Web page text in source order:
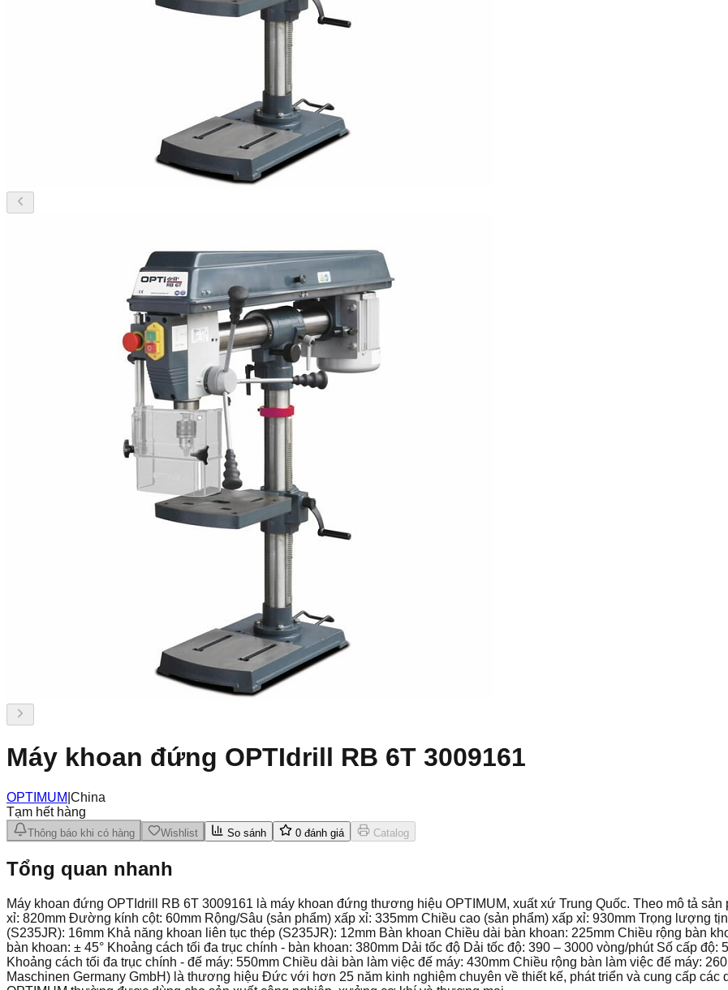
Máy khoan đứng OPTIdrill RB 6T 3009161
OPTIMUM China
Tạm hết hàng
Thông báo khi có hàng Wishlist So sánh 0 đánh giá Catalog
Tổng quan nhanh
Máy khoan đứng OPTIdrill RB 6T 3009161 là máy khoan đứng thương hiệu OPTIMUM, xuất xứ Trung Quốc. Theo mô tả
xỉ: 820mm Đường kính cột: 60mm Rộng/Sâu (sản phẩm) xấp xỉ: 335mm Chiều cao (sản phẩm) xấp xỉ: 930mm Trọng lượng
(S235JR): 16mm Khả năng khoan liên tục thép (S235JR): 12mm Bàn khoan Chiều dài bàn khoan: 225mm Chiều rộng bàn
bàn khoan: ± 45° Khoảng cách tối đa trục chính - bàn khoan: 380mm Dải tốc độ Dải tốc độ: 390 – 3000 vòng/phút Số cấp
Khoảng cách tối đa trục chính - đế máy: 550mm Chiều dài bàn làm việc đế máy: 430mm Chiều rộng bàn làm việc đế máy:
Maschinen Germany GmbH) là thương hiệu Đức với hơn 25 năm kinh nghiệm chuyên về thiết kế, phát triển và cung cấp